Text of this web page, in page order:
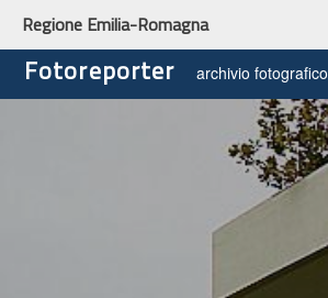
Regione Emilia-Romagna
Fotoreporter archivio fotografico